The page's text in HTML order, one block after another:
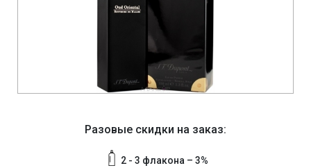
Разовые скидки на заказ:
2 - 3 флакона – 3%